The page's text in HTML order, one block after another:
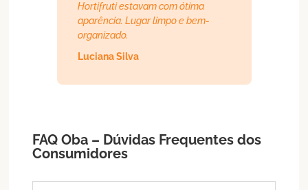
Hortifruti estavam com ótima
aparência. Lugar limpo e bem-
organizado.
Luciana Silva
FAQ Oba – Dúvidas Frequentes dos
Consumidores